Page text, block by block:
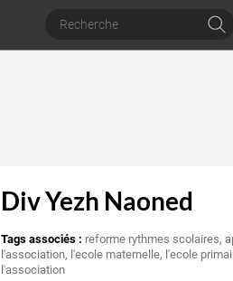
Div Yezh Naoned
Tags associés : reforme rythmes scolaires,
l'association, l'ecole maternelle, l'ecole
l'association